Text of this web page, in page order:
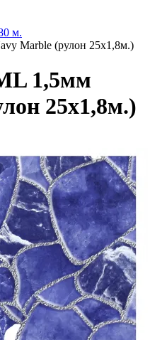
м.
Marble (рулон 25х1,8м.)
1,5мм
25х1,8м.)